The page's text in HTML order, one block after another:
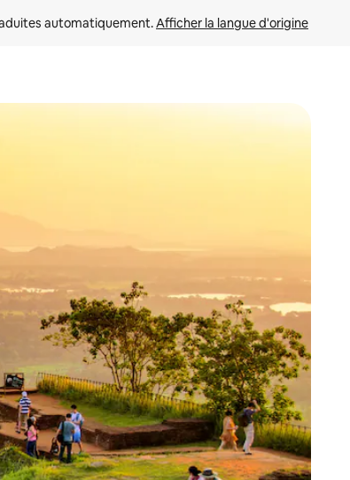
automatiquement. Afficher la langue d'origine
les parcourir ou en appuyant et en faisant glisser.